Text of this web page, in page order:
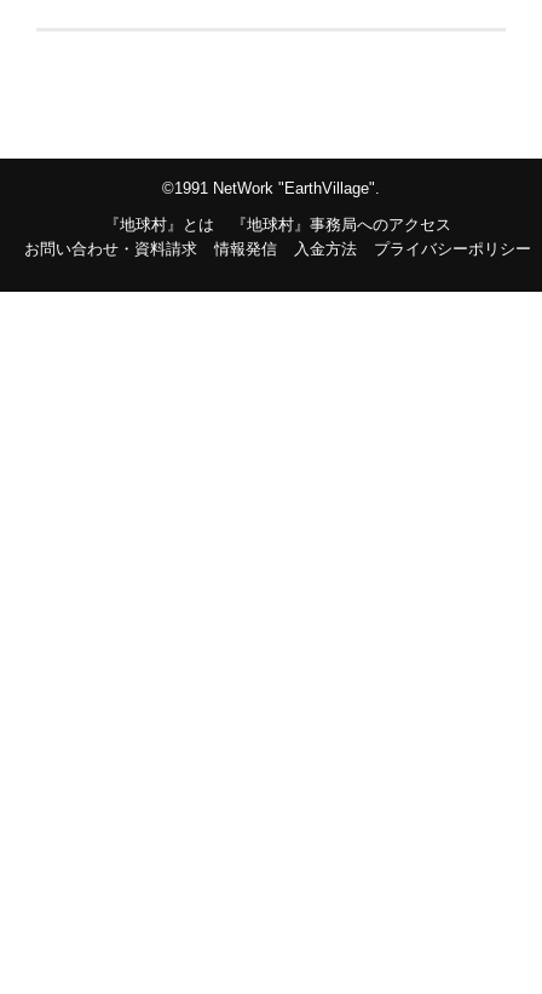
©1991 NetWork "EarthVillage".
『地球村』とは
『地球村』事務局へのアクセス
お問い合わせ・資料請求
情報発信 入金方法 プライバシーポリシー